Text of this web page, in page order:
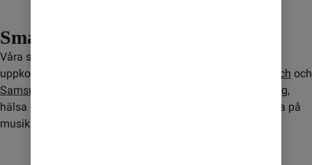
Smartwatch med eSIM
Våra smartwatches med eSIM gör det enkelt att vara
uppkopplad direkt från handleden. Välj mellan
Apple Watch och
Samsung Galaxy Watch
med smarta funktioner för träning,
hälsa och vardag. Ring, svara på meddelanden och lyssna på
musik utan att alltid ha mobilen med dig.